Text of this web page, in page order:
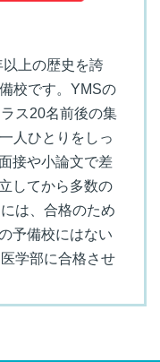
上の歴史を誇
校です。YMSの
ス20名前後の集
人ひとりをしっ
接や小論文で差
してから多数の
は、合格のため
予備校にはない
学部に合格させ